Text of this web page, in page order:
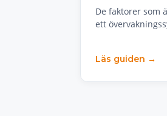
De faktorer som
ett
Läs guiden →